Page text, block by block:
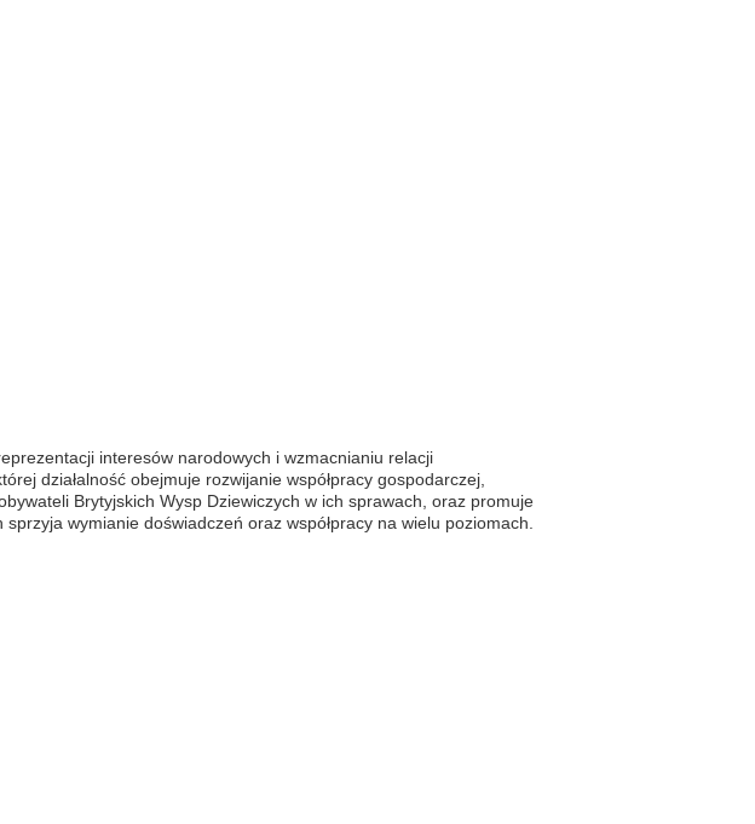
interesów narodowych i wzmacnianiu relacji
działalność obejmuje rozwijanie współpracy gospodarczej,
Brytyjskich Wysp Dziewiczych w ich sprawach, oraz promuje
wymianie doświadczeń oraz współpracy na wielu poziomach.